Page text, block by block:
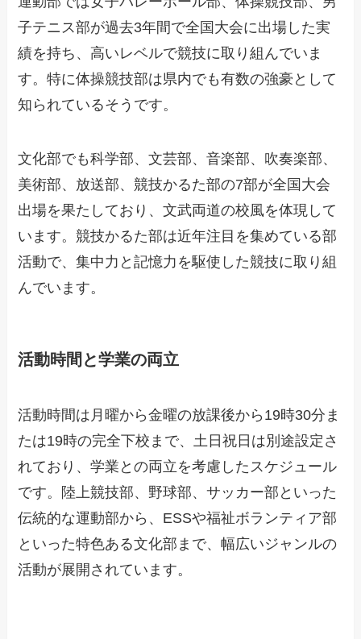
子テニス部が過去3年間で全国大会に出場した実
績を持ち、高いレベルで競技に取り組んでいま
す。特に体操競技部は県内でも有数の強豪として
知られているそうです。
文化部でも科学部、文芸部、音楽部、吹奏楽部、
美術部、放送部、競技かるた部の7部が全国大会
出場を果たしており、文武両道の校風を体現して
います。競技かるた部は近年注目を集めている部
活動で、集中力と記憶力を駆使した競技に取り組
んでいます。
活動時間と学業の両立
活動時間は月曜から金曜の放課後から19時30分ま
たは19時の完全下校まで、土日祝日は別途設定さ
れており、学業との両立を考慮したスケジュール
です。陸上競技部、野球部、サッカー部といった
伝統的な運動部から、ESSや福祉ボランティア部
といった特色ある文化部まで、幅広いジャンルの
活動が展開されています。